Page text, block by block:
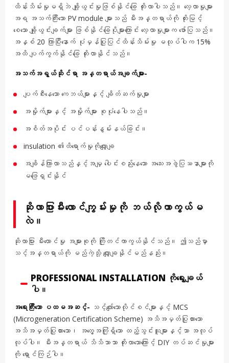
ထိန်းသိမ်းမှုမရှိဘဲ ချို့ယွင်းမှုဖြစ်နိုင်ခြေ တိုးလာပါသည်။ လေ့လာမှုများ
အရ အသက်ကြီးသော PV module များသည် မီးအန္တရာယ်ကို တိုးမြင့်
စေသော ချို့ယွင်းချက်များ ဖြစ်နိုင်ခြေပိုများကြောင်း လေ့လာမှုများက ဖော်ပြသည်။
အနှစ် 20 ကြာပြီးနောက် ပုံမှန်ပြုပြင်ထိန်းသိမ်းမှု မလုပ်ပါက 15%
အထိ ပျက်ကွက်နိုင်ခြေ တိုးလာနိုင်သည်။
အသက်အရွယ်ဆိုင်ရာ အန္တရာယ်အချက်များ-
ပျက်စီးနေသော ကေဘယ်များနှင့် ချိတ်ဆက်မှုများ
အမှိုက်များနှင့် အမှိုက်များ စုပုံနေပါသည်။
အစိတ်အပိုင်း ပင်ပန်းနွမ်းနယ်ခြင်း။
insulation ၏ထိရောက်မှုကိုလျှော့ချ
အချိန်ကြာလာသည်နှင့်အမျှ ပေါင်းစည်းနေသော အသေးအဖွဲပြဿနာများကို
မဖြေရှင်းနိုင်
ဆိုလာပြားမီးလောင်ကျွမ်းမှုကို ဘယ်လိုကာကွယ်မ
လဲ။
ဆိုလာပြား မီးလောင်မှု အများစုကို ကြိုတင်ကာကွယ်နိုင်သည်။ ဤသည်မှာ
သင့်အန္တရာယ်ကို မည်ကဲ့သို့ လျှော့ချနိုင်မည်နည်း။
PROFESSIONAL INSTALLATION ကိုရွေးချယ်
ပါ။
အရေးကြီးသော ပထမအဆင့်- သင့်လျော်သောလိုင်စင်များနှင့် MCS
(Microgeneration Certification Scheme) အသိအမှတ်ပြုထားသော
အသိအမှတ်ပြုထားသော၊ အတွေ့အကြုံရှိသော ထည့်သွင်းသူများနှင့်သာ အလုပ်
လုပ်ပါ။ မီးအန္တရာယ် သိသိသာသာ တိုးလာသောကြောင့် DIY တပ်ဆင်မှုများ
ကို ရှောင်ကြဉ်ပါ။